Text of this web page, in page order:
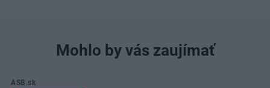
Mohlo by vás zaujímať
ASB.sk